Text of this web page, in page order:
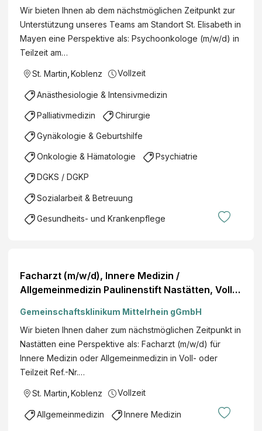
Wir bieten Ihnen ab dem nächstmöglichen Zeitpunkt zur
Unterstützung unseres Teams am Standort St. Elisabeth in
Mayen eine Perspektive als: Psychoonkologe (m/w/d) in
Teilzeit am…
St. Martin Koblenz Vollzeit
Anästhesiologie & Intensivmedizin
Palliativmedizin Chirurgie
Gynäkologie & Geburtshilfe
Onkologie & Hämatologie Psychiatrie
DGKS / DGKP
Sozialarbeit & Betreuung
Gesundheits- und Krankenpflege
Facharzt (m/w/d), Innere Medizin /
Allgemeinmedizin Paulinenstift Nastätten, Voll-
Gemeinschaftsklinikum Mittelrhein gGmbH
Wir bieten Ihnen daher zum nächstmöglichen Zeitpunkt in
Nastätten eine Perspektive als: Facharzt (m/w/d) für
Innere Medizin oder Allgemeinmedizin in Voll- oder
Teilzeit Ref.-Nr.…
St. Martin Koblenz Vollzeit
Allgemeinmedizin Innere Medizin